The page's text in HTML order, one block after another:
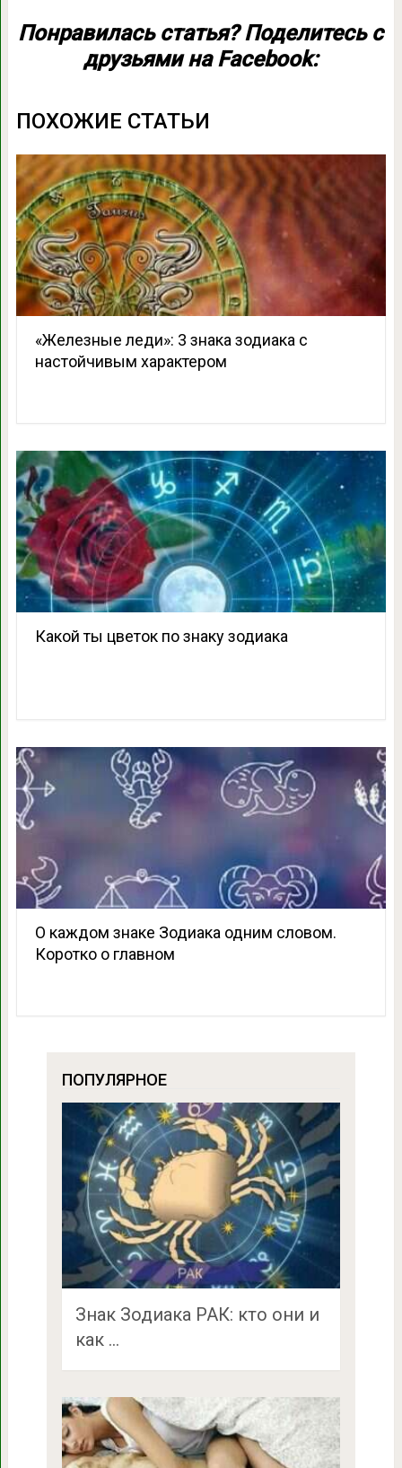
Понравилась статья? Поделитесь с
друзьями на Facebook:
ПОХОЖИЕ СТАТЬИ
«Железные леди»: 3 знака зодиака с
настойчивым характером
Какой ты цветок по знаку зодиака
О каждом знаке Зодиака одним словом.
Коротко о главном
ПОПУЛЯРНОЕ
Знак Зодиака РАК: кто они и
как …